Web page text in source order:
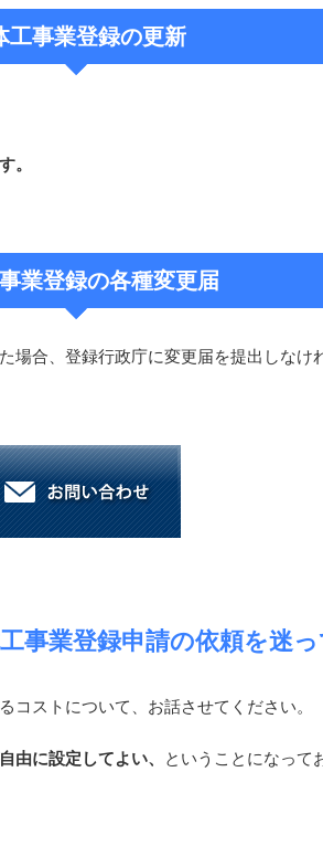
工事業登録の更新
。
業登録の各種変更届
場合、登録行政庁に変更届を提出しなけ
事業登録申請の依頼を迷
ストについて、お話させてください。
由に設定してよい、 ということになって